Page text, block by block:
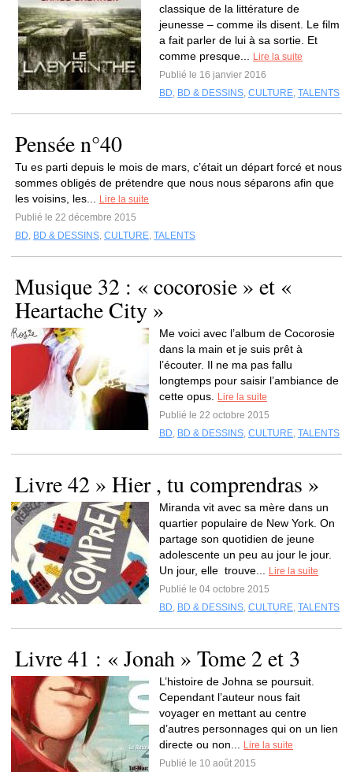
classique de la littérature de
jeunesse – comme ils disent. Le film
a fait parler de lui à sa sortie. Et
comme presque...
Lire la suite
Publié le 16 janvier 2016
BD, BD & DESSINS, CULTURE, TALENTS
Pensée n°40
Tu es parti depuis le mois de mars, c’était un départ forcé et nous
sommes obligés de prétendre que nous nous séparons afin que
les voisins, les...
Lire la suite
Publié le 22 décembre 2015
BD, BD & DESSINS, CULTURE, TALENTS
Musique 32 : « cocorosie » et «
Heartache City »
Me voici avec l’album de Cocorosie
dans la main et je suis prêt à
l’écouter. Il ne ma pas fallu
longtemps pour saisir l’ambiance de
cette opus.
Lire la suite
Publié le 22 octobre 2015
BD, BD & DESSINS, CULTURE, TALENTS
Livre 42 » Hier , tu comprendras »
Miranda vit avec sa mère dans un
quartier populaire de New York. On
partage son quotidien de jeune
adolescente un peu au jour le jour.
Un jour, elle trouve...
Lire la suite
Publié le 04 octobre 2015
BD, BD & DESSINS, CULTURE, TALENTS
Livre 41 : « Jonah » Tome 2 et 3
L’histoire de Johna se poursuit.
Cependant l’auteur nous fait
voyager en mettant au centre
d’autres personnages qui on un lien
directe ou non...
Lire la suite
Publié le 10 août 2015